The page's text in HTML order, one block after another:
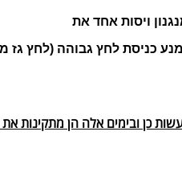
ויסות אחד את
מנגנוני וויסות ובשל כך ימנע כניסת
כן ובימים אלה הן מתקינות